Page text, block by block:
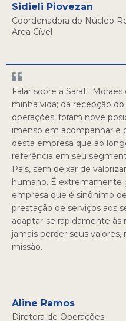
Sidieli Piovezan
Coordenadora do Núcleo
Área Cível
Falar sobre a Saratt
minha vida; da recepção
operações, foram nove
imenso em acompanhar e
desta empresa que ao
referência em seu
País, sem deixar de
humano. É extremamente
empresa que é sinônimo
prestação de serviços aos
adaptar-se rapidamente
jamais perder seus
missão.
Aline Ramos
Diretora de Operações